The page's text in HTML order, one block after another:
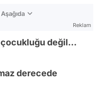
Reklam
çocukluğu değil...
derecede